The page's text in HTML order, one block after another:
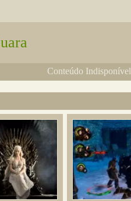
Conteúdo Indisponível